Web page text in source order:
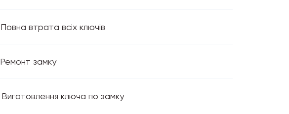
Повна втрата всіх ключів
Ремонт замку
Виготовлення ключа по замку